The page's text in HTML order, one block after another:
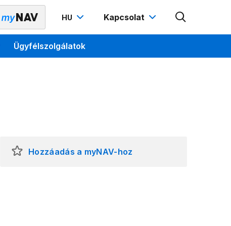
HU Kapcsolat
Ügyfélszolgálatok
Hozzáadás a myNAV-hoz